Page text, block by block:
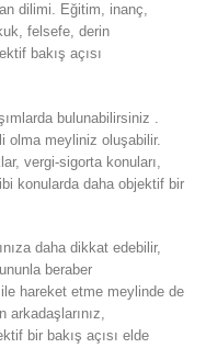
dilimi. Eğitim, inanç,
felsefe, derin
bakış açısı
bulunabilirsiniz .
olma meyliniz oluşabilir.
vergi-sigorta konuları,
konularda daha objektif bir
daha dikkat edebilir,
beraber
hareket etme meylinde de
arkadaşlarınız,
bir bakış açısı elde